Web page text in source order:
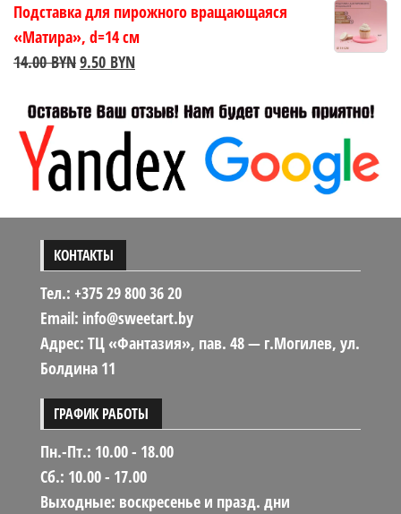
14.50 BYN
Подставка для пирожного вращающаяся
«Матира», d=14 см
14.00BYNПервоначальная
составляла
14.00 BYN.
9.50 BYNТекущая
9.50 BYN.
КОНТАКТЫ
Тел.: +375 29 800 36 20
Email: info@sweetart.by
Адрес: ТЦ «Фантазия», пав. 48 — г.Могилев, ул.
Болдина 11
ГРАФИК РАБОТЫ
Пн.-Пт.: 10.00 - 18.00
Сб.: 10.00 - 17.00
Выходные: воскресенье и празд. дни